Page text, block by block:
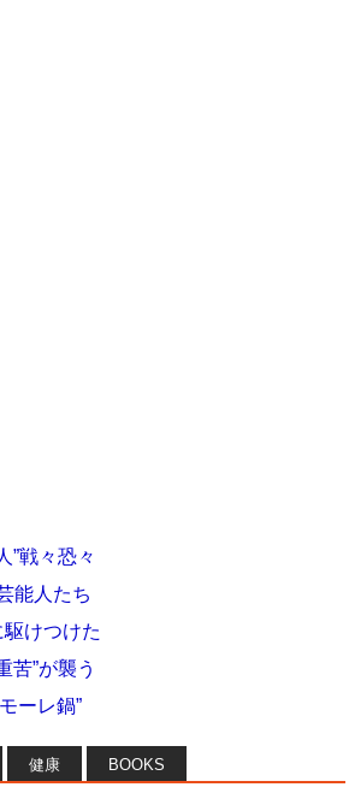
”戦々恐々
能人たち
けつけた
”が襲う
ーレ鍋”
健康 BOOKS